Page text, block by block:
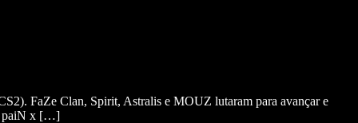
FaZe Clan, Spirit, Astralis e MOUZ lutaram para avançar e
paiN x […]